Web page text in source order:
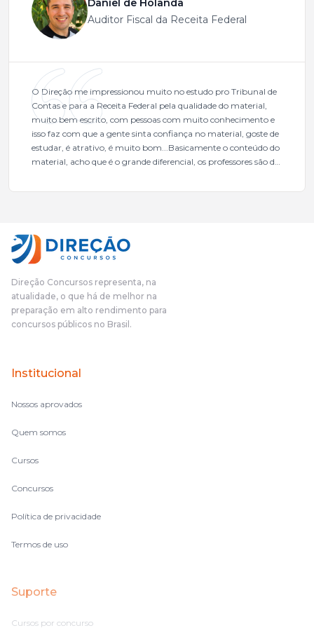
Daniel de Holanda
Auditor Fiscal da Receita Federal
O Direção me impressionou muito no estudo pro Tribunal de
Contas e para a Receita Federal pela qualidade do material,
muito bem escrito, com pessoas com muito conhecimento e
isso faz com que a gente sinta confiança no material, goste de
estudar, é atrativo, é muito bom...Basicamente o conteúdo do
material, acho que é o grande diferencial, os professores são de
mais excelentes cargos da administração pública.Eu sempre
fundamental na minha derrota no ano passado para que eu
pudesse enxergar o que eu errei e corrigir minha rota.E além
das aulas vocês(Direção Concursos), que fizeram um
o aluno, além de ter que estudar, ele tem que perder tempo
fazendo um cronograma, num pós- edital é muito
complicado, é uma avalanche de informação, então vocês
terem feito isso é muito bacana, porque quando eu me sentia
no volume de matérias.
Direção Concursos representa, na
atualidade, o que há de melhor na
preparação em alto rendimento para
concursos públicos no Brasil.
Institucional
Nossos aprovados
Quem somos
Cursos
Concursos
Política de privacidade
Termos de uso
Suporte
Cursos por concurso